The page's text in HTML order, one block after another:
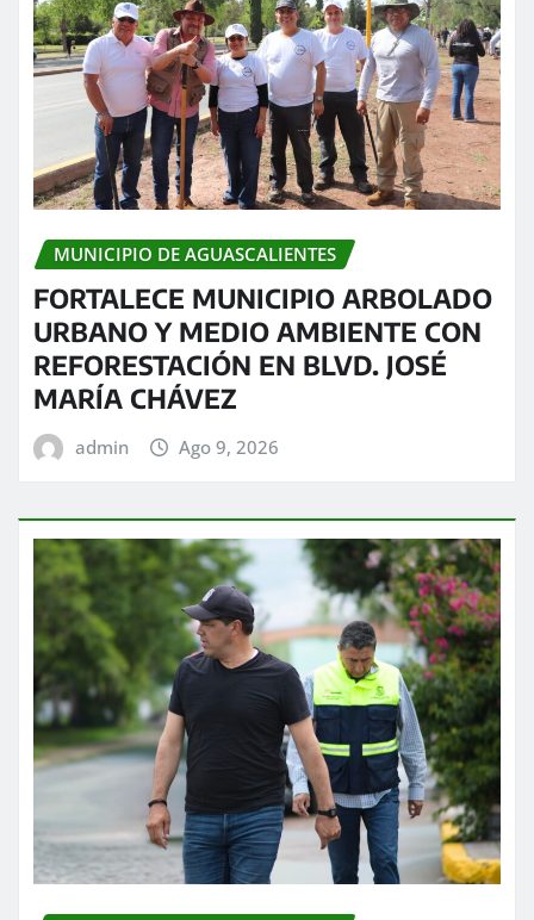
MUNICIPIO DE AGUASCALIENTES
FORTALECE MUNICIPIO ARBOLADO
URBANO Y MEDIO AMBIENTE CON
REFORESTACIÓN EN BLVD. JOSÉ
MARÍA CHÁVEZ
admin Ago 9, 2026